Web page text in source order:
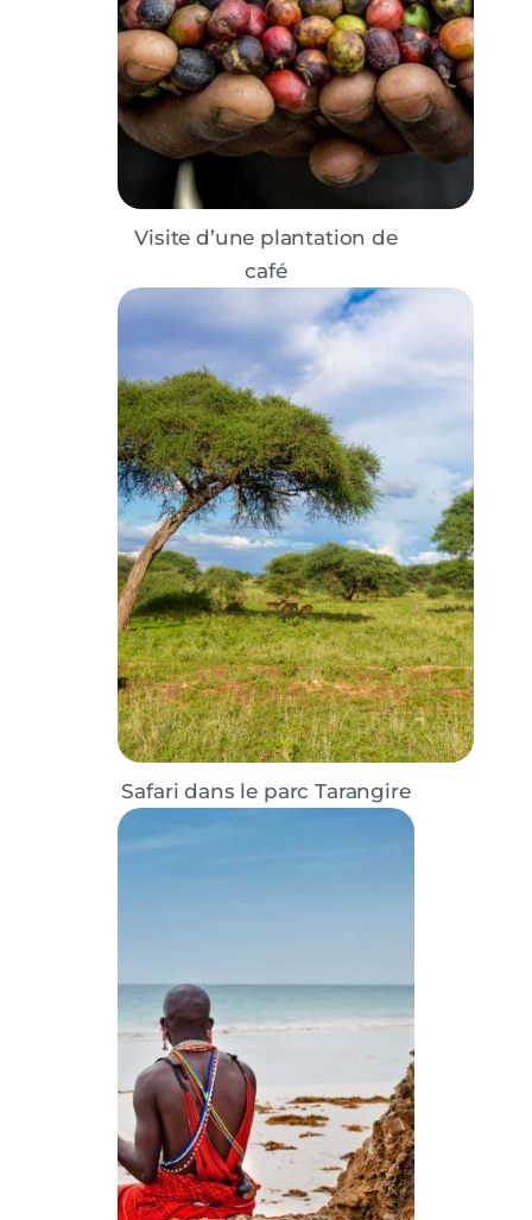
Visite d’une plantation de
café
Safari dans le parc Tarangire